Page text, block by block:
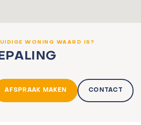
WONING WAARD IS?
AFSPRAAK MAKEN CONTACT